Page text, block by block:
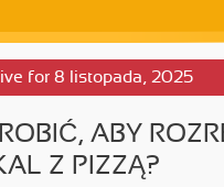
for 8 listopada, 2025
ABY
Z PIZZĄ?